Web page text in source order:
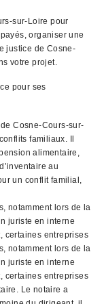
sur-Loire pour
organiser une
justice de Cosne-
votre projet.
pour ses
Cosne-Cours-sur-
familiaux. Il
alimentaire,
au
un conflit familial,
notamment lors de la
juriste en interne
certaines entreprises
notamment lors de la
juriste en interne
certaines entreprises
Le notaire a